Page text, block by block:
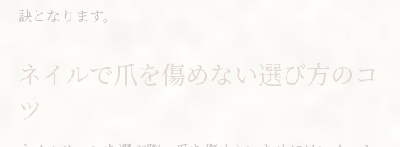
仕事帰りでも行けるネイルサロンの魅力
センター北で選ぶネイルサロンの利便性
訣となります。
ネイルで爪を傷めない選び方のコ
ツ